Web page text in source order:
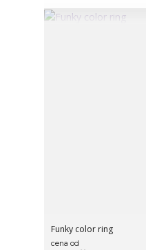
Funky color ring
cena od